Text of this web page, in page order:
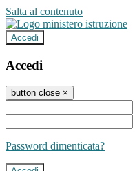
Salta al contenuto
Accedi
Accedi
button close ×
Password dimenticata?